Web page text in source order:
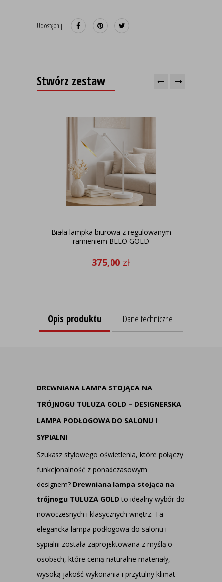
Udostępnij:
Stwórz zestaw
Biała lampka biurowa z regulowanym
ramieniem BELO GOLD
375,00 zł
Opis produktu Dane techniczne
DREWNIANA LAMPA STOJĄCA NA
TRÓJNOGU TULUZA GOLD – DESIGNERSKA
LAMPA PODŁOGOWA DO SALONU I
SYPIALNI
Szukasz stylowego oświetlenia, które połączy
funkcjonalność z ponadczasowym
designem? Drewniana lampa stojąca na
trójnogu TULUZA GOLD to idealny wybór do
nowoczesnych i klasycznych wnętrz. Ta
elegancka lampa podłogowa do salonu i
sypialni została zaprojektowana z myślą o
osobach, które cenią naturalne materiały,
wysoką jakość wykonania i przytulny klimat